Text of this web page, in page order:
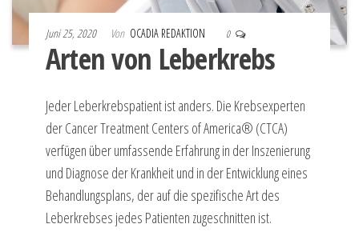
Juni 25, 2020 Von OCADIA REDAKTION 0
Arten von Leberkrebs
Jeder Leberkrebspatient ist anders. Die Krebsexperten
der Cancer Treatment Centers of America® (CTCA)
verfügen über umfassende Erfahrung in der Inszenierung
und Diagnose der Krankheit und in der Entwicklung eines
Behandlungsplans, der auf die spezifische Art des
Leberkrebses jedes Patienten zugeschnitten ist.